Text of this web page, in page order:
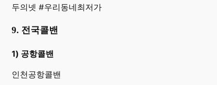
두의넷 #우리동네최저가
9. 전국콜밴
1) 공항콜밴
인천공항콜밴